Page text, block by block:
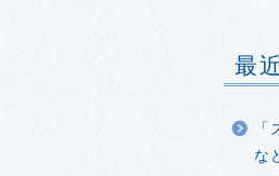
最
な